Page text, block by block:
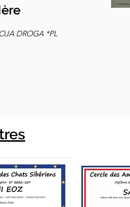
DROGA *PL